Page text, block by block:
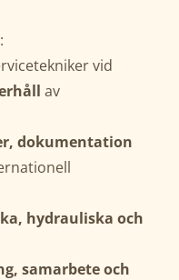
vid
av
dokumentation
hydrauliska och
samarbete och